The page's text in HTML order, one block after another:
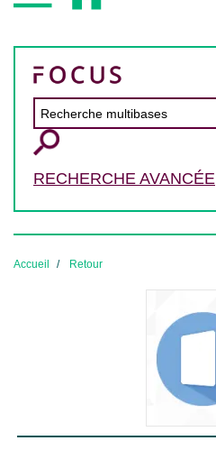
RECHERCHE AVANCÉE
Accueil Retour